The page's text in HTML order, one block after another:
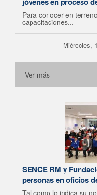
Para conocer en
capacitaciones...
Miércoles,
Ver más
SENCE RM y
personas en oficios
Tal como lo indica su